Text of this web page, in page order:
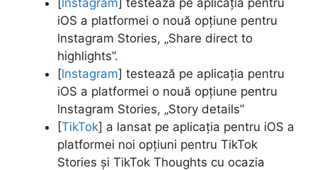
[lnstagram] testează pe aplicația pentru
iOS a platformei o nouă opțiune pentru
lnstagram Stories, „Share direct to
highlights”.
[lnstagram] testează pe aplicația pentru
iOS a platformei o nouă opțiune pentru
lnstagram Stories, „Story details”
[TikTok] a lansat pe aplicația pentru iOS a
platformei noi opțiuni pentru TikTok
Stories și TikTok Thoughts cu ocazia